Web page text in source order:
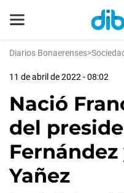
Diarios Bonaerenses>
11 de abril de 2022 - 08:02
Nació
del
Yañez